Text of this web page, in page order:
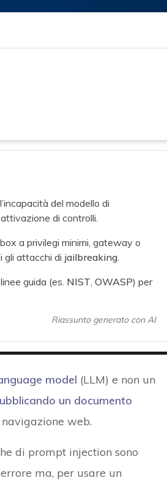
del modello di
di controlli.
a privilegi minimi, gateway o
gli attacchi di jailbreaking.
guida (es. NIST, OWASP) per
Riassunto generato con AI
model (LLM) e non un
un documento
web.
di prompt injection sono
ma, per usare un